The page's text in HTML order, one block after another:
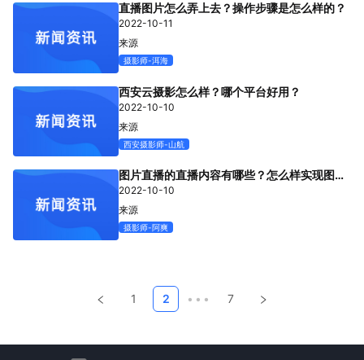
直播图片怎么弄上去？操作步骤是怎么样的？
2022-10-11
来源
摄影师-洱海
西安云摄影怎么样？哪个平台好用？
2022-10-10
来源
西安摄影师-山航
图片直播的直播内容有哪些？怎么样实现图片
直播？
2022-10-10
来源
摄影师-阿爽
1 2 ••• 7